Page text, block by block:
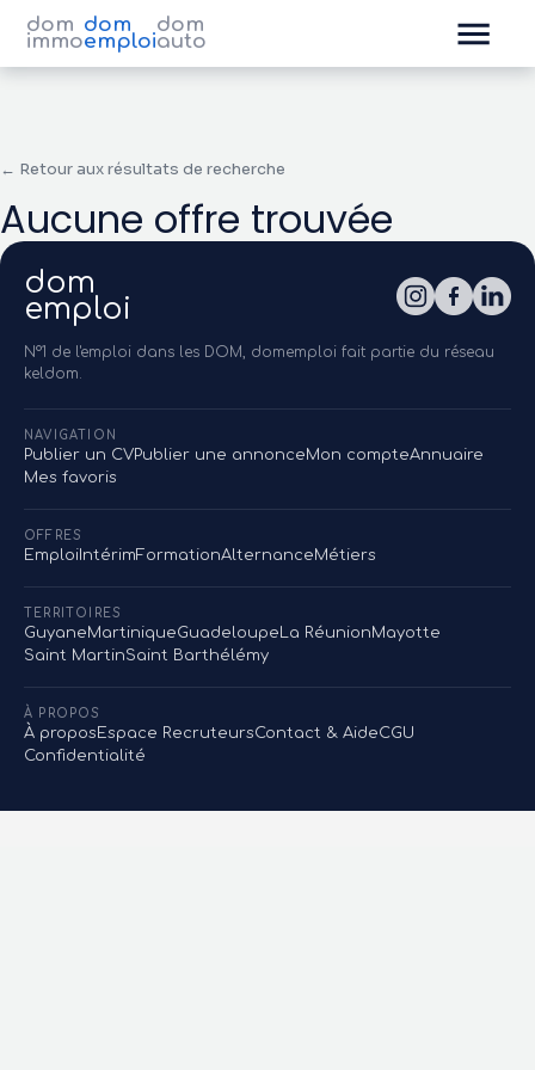
dom
immo
dom
emploi
dom
auto
← Retour aux résultats de recherche
Aucune offre trouvée
dom
emploi
N°1 de l'emploi dans les DOM, domemploi fait partie du réseau
keldom.
NAVIGATION
Publier un CVPublier une annonceMon compteAnnuaire
Mes favoris
OFFRES
EmploiIntérimFormationAlternanceMétiers
TERRITOIRES
GuyaneMartiniqueGuadeloupe La RéunionMayotte
Saint MartinSaint Barthélémy
À PROPOS
À propos Espace RecruteursContact & AideCGU
Confidentialité